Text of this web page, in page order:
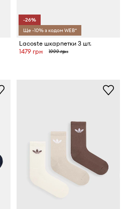
-26%
Ще -10% з кодом WEB*
Lacoste шкарпетки 3 шт.
1479 грн
1999 грн